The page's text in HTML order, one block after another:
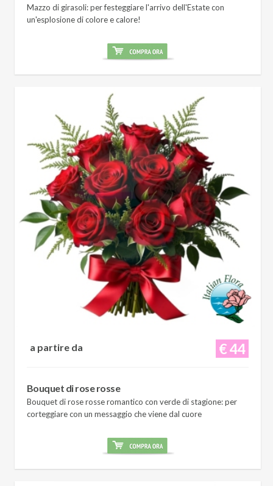
Mazzo di girasoli: per festeggiare l'arrivo dell'Estate con
un'esplosione di colore e calore!
€ 44
a partire da
Bouquet di rose rosse
Bouquet di rose rosse romantico con verde di stagione: per
corteggiare con un messaggio che viene dal cuore